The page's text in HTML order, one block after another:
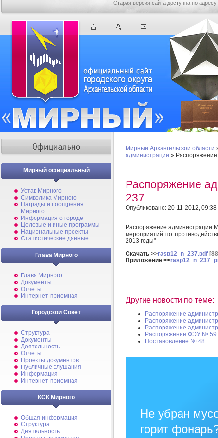
Старая версия сайта доступна по адресу
Мирный официальный
Устав Мирного
Символика Мирного
Награды и поощрения
Мирного
Информация о городе
Целевые и иные программы
Национальные проекты
Статистические данные
Глава Мирного
Глава Мирного
Документы
Отчеты
Интернет-приемная
Городской Совет
Структура
Документы
Деятельность
Отчеты
Проекты документов
Публичные слушания
Информация
Интернет-приемная
КСК Мирного
Общая информация
Структура
Деятельность
Мирный Архангельской области
администрации »
Распоряжение
237
Опубликовано: 20-11-2012, 09:38
Распоряжение администрации
мероприятий по
2013 годы"
Скачать >>rasp12_n_237.pdf
Приложение >>
Другие новости по теме:
Распоряжение
Распоряжение
Распоряжение
Распоряжение ФЭУ № 59
Постановление № 48
Не убран
горит